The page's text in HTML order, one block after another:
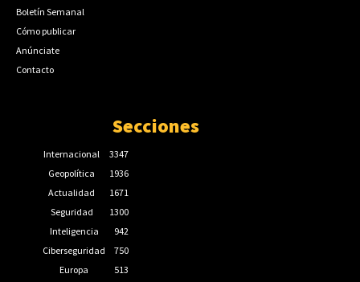
Boletín Semanal
Cómo publicar
Anúnciate
Contacto
Secciones
Internacional
3347
Geopolítica
1936
Actualidad
1671
Seguridad
1300
Inteligencia
942
Ciberseguridad
750
Europa
513